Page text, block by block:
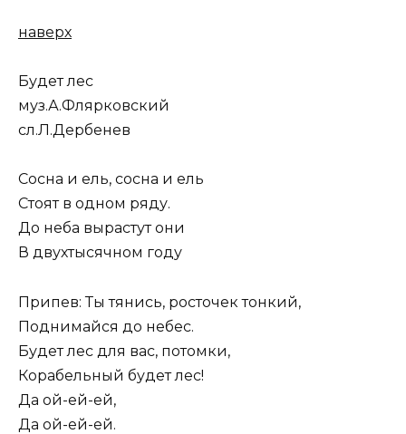
наверх
Будет лес
муз.А.Флярковский
сл.Л.Дербенев
Сосна и ель, сосна и ель
Стоят в одном ряду.
До неба вырастут они
В двухтысячном году
Припев: Ты тянись, росточек тонкий,
Поднимайся до небес.
Будет лес для вас, потомки,
Корабельный будет лес!
Да ой-ей-ей,
Да ой-ей-ей.